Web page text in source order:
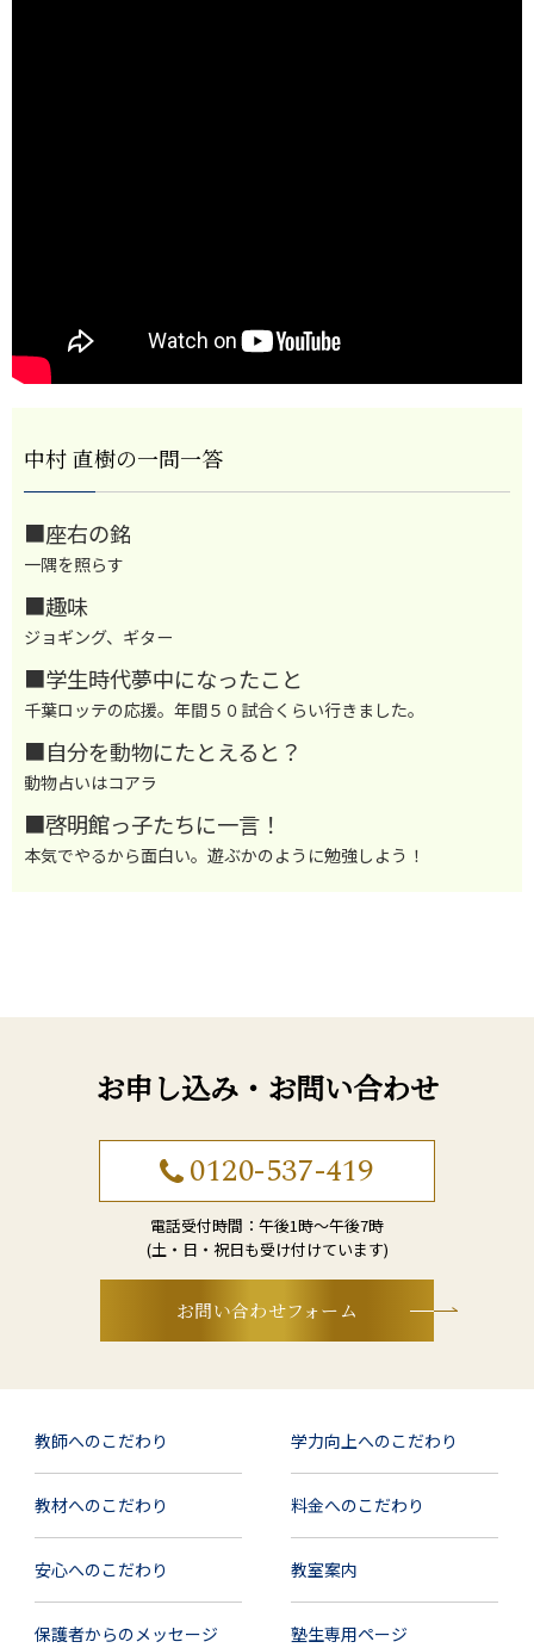
中村 直樹の一問一答
■座右の銘
一隅を照らす
■趣味
ジョギング、ギター
■学生時代夢中になったこと
千葉ロッテの応援。年間５０試合くらい行きました。
■自分を動物にたとえると？
動物占いはコアラ
■啓明館っ子たちに一言！
本気でやるから面白い。遊ぶかのように勉強しよう！
お申し込み・お問い合わせ
0120-537-419
電話受付時間：午後1時〜午後7時
(土・日・祝日も受け付けています)
お問い合わせフォーム
教師へのこだわり 学力向上へのこだわり
教材へのこだわり 料⾦へのこだわり
安⼼へのこだわり 教室案内
保護者からのメッセージ 塾生専用ページ